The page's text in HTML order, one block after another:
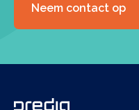
Neem contact op